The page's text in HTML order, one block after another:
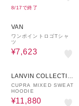
8/17で終了
VAN
ワンポイントロゴTシャ
ツ
¥7,623
LANVIN COLLECTIO
N
CUPRA MIXED SWEAT
HOODIE
¥11,880